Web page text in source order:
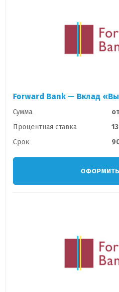
Forward Bank — Вклад
Сумма
Процентная ставка
Срок
ОФОРМИТЬ